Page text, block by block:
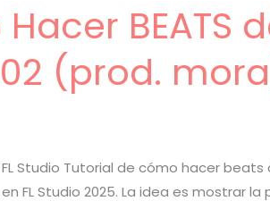
Hacer BEATS
(prod.
Studio Tutorial de cómo hacer
FL Studio 2025. La idea es mostrar